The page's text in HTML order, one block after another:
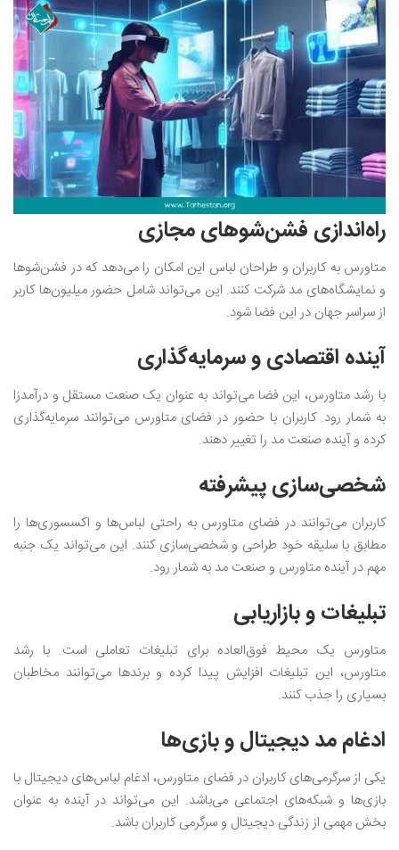
راه‌اندازی فشن‌شوهای مجازی
متاورس به کاربران و طراحان لباس این امکان را می‌دهد که در فشن‌شوها
و نمایشگاه‌های مد شرکت کنند. این می‌تواند شامل حضور میلیون‌ها کاربر
از سراسر جهان در این فضا شود.
آینده اقتصادی و سرمایه‌گذاری
با رشد متاورس، این فضا می‌تواند به عنوان یک صنعت مستقل و درآمدزا
به شمار رود. کاربران با حضور در فضای متاورس می‌توانند سرمایه‌گذاری
کرده و آینده صنعت مد را تغییر دهند.
شخصی‌سازی پیشرفته
کاربران می‌توانند در فضای متاورس به راحتی لباس‌ها و اکسسوری‌ها را
مطابق با سلیقه خود طراحی و شخصی‌سازی کنند. این می‌تواند یک جنبه
مهم در آینده متاورس و صنعت مد به شمار رود.
تبلیغات و بازاریابی
متاورس یک محیط فوق‌العاده برای تبلیغات تعاملی است. با رشد
متاورس، این تبلیغات افزایش پیدا کرده و برندها می‌توانند مخاطبان
بسیاری را جذب کنند.
ادغام مد دیجیتال و بازی‌ها
یکی از سرگرمی‌های کاربران در فضای متاورس، ادغام لباس‌های دیجیتال با
بازی‌ها و شبکه‌های اجتماعی می‌باشد. این می‌تواند در آینده به عنوان
بخش مهمی از زندگی دیجیتال و سرگرمی کاربران باشد.